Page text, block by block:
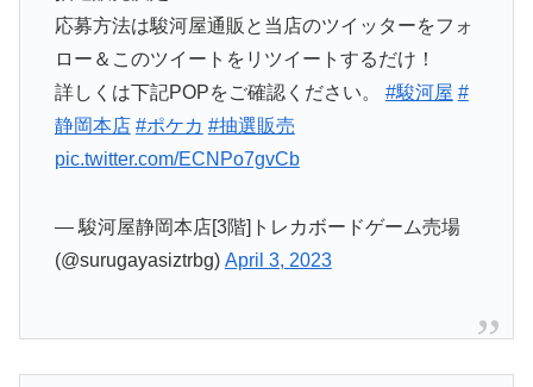
応募方法は駿河屋通販と当店のツイッターをフォ
ロー＆このツイートをリツイートするだけ！
詳しくは下記POPをご確認ください。 #駿河屋 #
静岡本店 #ポケカ #抽選販売
pic.twitter.com/ECNPo7gvCb
— 駿河屋静岡本店[3階]トレカボードゲーム売場
(@surugayasiztrbg) April 3, 2023